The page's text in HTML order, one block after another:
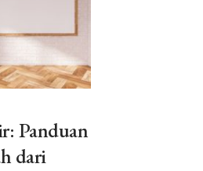
Panduan
dari